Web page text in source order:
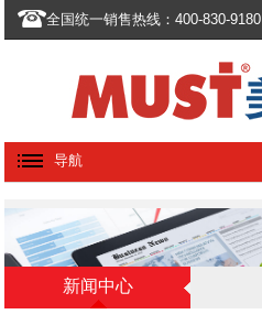
全国统一销售热线：400-830-9180
导航
新闻中心